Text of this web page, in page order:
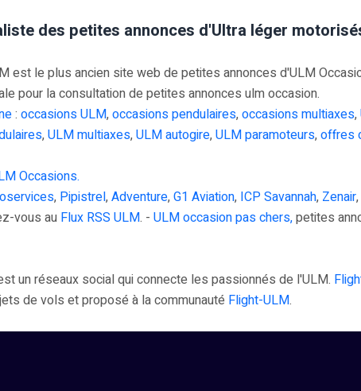
des petites annonces d'Ultra léger
est le plus ancien site web de petites annonces d'ULM
pour la consultation de petites annonces ulm occasion.
: occasions ULM,occasions pendulaires,occasions multiaxes,
,ULM multiaxes,ULM autogire,ULM paramoteurs,offres
Occasions.
, Pipistrel,Adventure,G1 Aviation, ICP Savannah, Zenair,
vous au Flux RSS ULM. - ULM occasion pas chers,petites
un réseaux social qui connecte les passionnés de l'ULM.
de vols et proposé à la communauté Flight-ULM.